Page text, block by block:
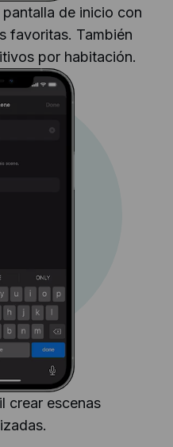
de inicio con
favoritas. También
por habitación.
crear escenas